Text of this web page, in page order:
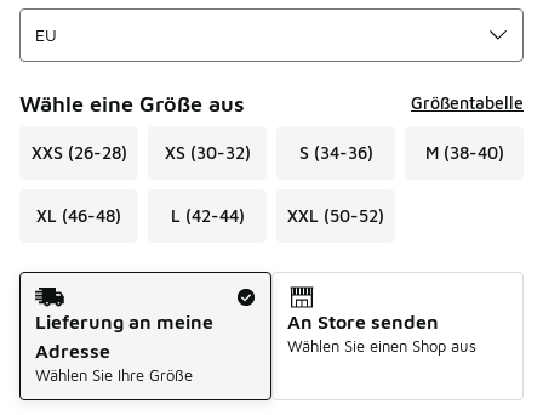
Wähle eine Größe aus Größentabelle
XXS (26-28) XS (30-32) S (34-36) M (38-40)
XL (46-48) L (42-44) XXL (50-52)
Versandart
Lieferung an meine
Adresse
Wählen Sie Ihre Größe
An Store senden
Wählen Sie einen Shop aus